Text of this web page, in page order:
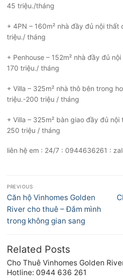
45 triệu./tháng
+ 4PN – 160m² nhà đầy đủ nội thất
triệu./ tháng
+ Penhouse – 152m² nhà đầy đủ
170 triệu./ tháng
+ Villa – 325m² nhà thô bên trong
triệu.-200 triệu / tháng
+ Villa – 325m² bàn giao đầy đủ
250 triệu / tháng
liên hệ em : 24/7 : 0944636261 :
Điều
hướng
bài
viết
PREVIOUS
Previous
post:
Căn hộ Vinhomes Golden
River cho thuê – Đắm mình
trong không gian sang
Related Posts
Cho Thuê Vinhomes Golden
Hotline: 0944 636 261